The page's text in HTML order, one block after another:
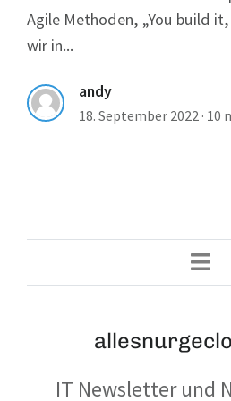
Agile Methoden, „You build
wir in...
andy
18. September 2022 · 10
IT Newsletter und